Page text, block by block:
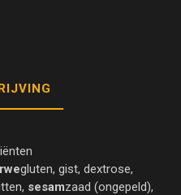
gluten, gist, dextrose,
sesamzaad (ongepeld),